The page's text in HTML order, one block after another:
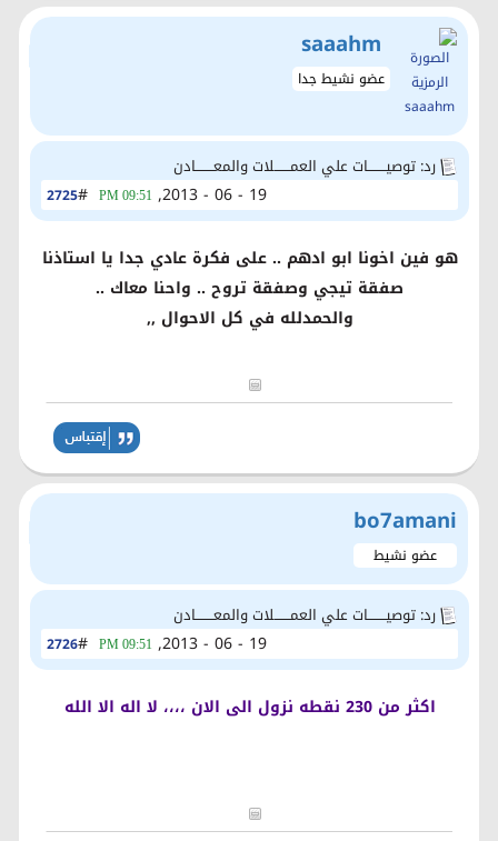
saaahm
عضو نشيط جدا
رد: توصيــــــــات علي العمـــــــلات والمعــــــــادن
2725# 19 - 06 - 2013,
09:51 PM
هو فين اخونا ابو ادهم .. على فكرة عادي جدا يا استاذنا
صفقة تيجي وصفقة تروح .. واحنا معاك ..
والحمدلله في كل الاحوال ,,
bo7amani
عضو نشيط
رد: توصيــــــــات علي العمـــــــلات والمعــــــــادن
2726# 19 - 06 - 2013,
09:51 PM
اكثر من 230 نقطه نزول الى الان ،،،، لا اله الا الله